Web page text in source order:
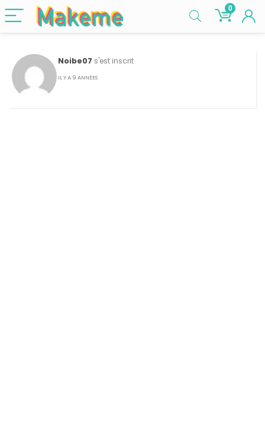
0
Noibe07 s'est inscrit
IL Y A 9 ANNÉES